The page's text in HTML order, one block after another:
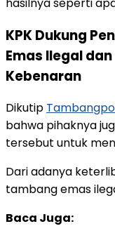
KPK Dukung
Emas Ilegal
Kebenaran
Dikutip
bahwa pihaknya
tersebut untuk
Dari adanya
tambang emas
Baca Juga: